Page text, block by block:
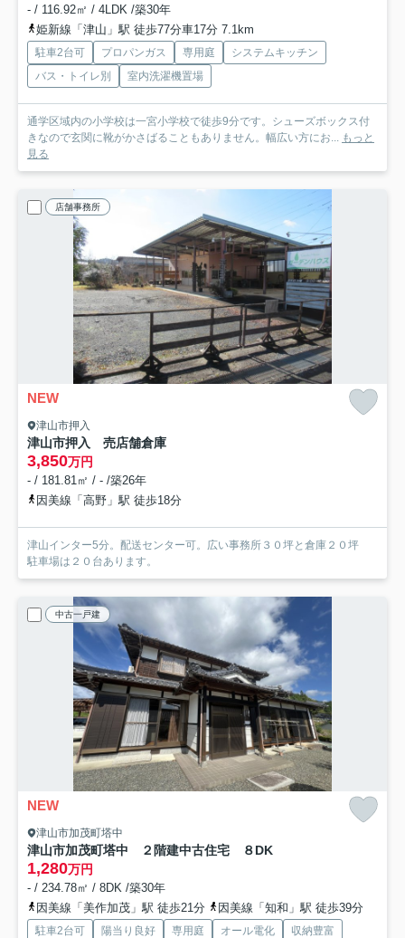
- / 116.92㎡ / 4LDK /築30年
姫新線「津山」駅 徒歩77分車17分 7.1km
駐車2台可 プロパンガス 専用庭
システムキッチン
バス・トイレ別
室内洗濯機置場
通学区域内の小学校は一宮小学校で徒歩9分です。シューズボックス付
きなので玄関に靴がかさばることもありません。幅広い方にお...
もっと
見る
店舗事務所
NEW
津山市押入
津山市押入 売店舗倉庫
3,850万円
- / 181.81㎡ / - /築26年
因美線「高野」駅 徒歩18分
津山インター5分。配送センター可。広い事務所３０坪と倉庫２０坪
駐車場は２０台あります。
中古一戸建
NEW
津山市加茂町塔中
津山市加茂町塔中 ２階建中古住宅 ８DK
1,280万円
- / 234.78㎡ / 8DK /築30年
因美線「美作加茂」駅 徒歩21分
因美線「知和」駅 徒歩39分
駐車2台可 陽当り良好 専用庭 オール電化
収納豊富